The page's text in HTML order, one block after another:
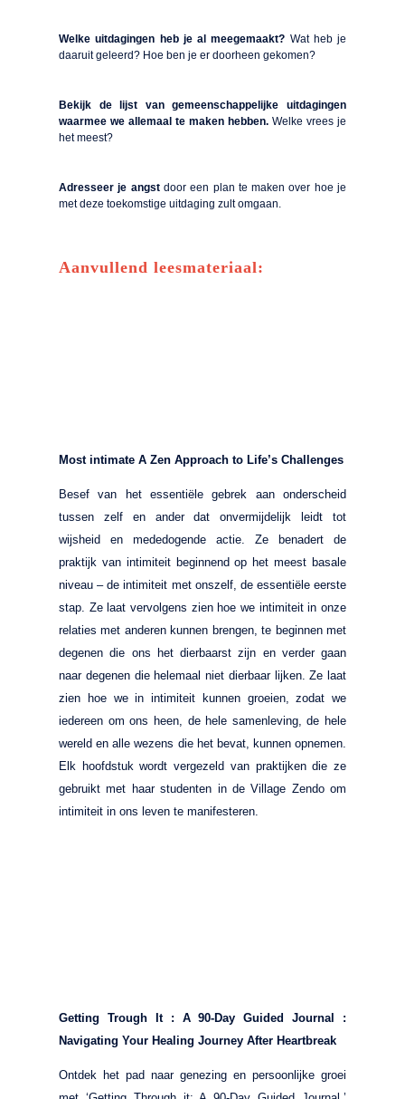
Welke uitdagingen heb je al meegemaakt? Wat heb je
daaruit geleerd? Hoe ben je er doorheen gekomen?
Bekijk de lijst van gemeenschappelijke uitdagingen
waarmee we allemaal te maken hebben. Welke vrees je
het meest?
Adresseer je angst door een plan te maken over hoe je
met deze toekomstige uitdaging zult omgaan.
Aanvullend leesmateriaal:
Most intimate A Zen Approach to Life’s Challenges
Besef van het essentiële gebrek aan onderscheid
tussen zelf en ander dat onvermijdelijk leidt tot
wijsheid en mededogende actie. Ze benadert de
praktijk van intimiteit beginnend op het meest basale
niveau – de intimiteit met onszelf, de essentiële eerste
stap. Ze laat vervolgens zien hoe we intimiteit in onze
relaties met anderen kunnen brengen, te beginnen met
degenen die ons het dierbaarst zijn en verder gaan
naar degenen die helemaal niet dierbaar lijken. Ze laat
zien hoe we in intimiteit kunnen groeien, zodat we
iedereen om ons heen, de hele samenleving, de hele
wereld en alle wezens die het bevat, kunnen opnemen.
Elk hoofdstuk wordt vergezeld van praktijken die ze
gebruikt met haar studenten in de Village Zendo om
intimiteit in ons leven te manifesteren.
Getting Trough It : A 90-Day Guided Journal :
Navigating Your Healing Journey After Heartbreak
Ontdek het pad naar genezing en persoonlijke groei